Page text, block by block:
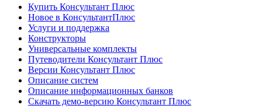
Купить Консультант Плюс
Новое в КонсультантПлюс
Услуги и поддержка
Конструкторы
Универсальные комплекты
Путеводители Консультант Плюс
Версии Консультант Плюс
Описание систем
Описание информационных банков
Скачать демо-версию Консультант Плюс